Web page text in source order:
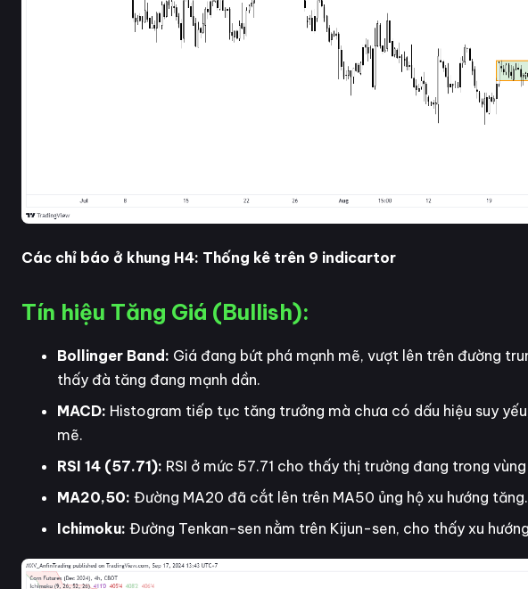
Các chỉ báo ở khung H4: Thống kê trên 9 indicartor
Tín hiệu Tăng Giá (Bullish):
Bollinger Band: Giá đang bứt phá mạnh mẽ, vượt lên trên đường
thấy đà tăng đang mạnh dần.
MACD: Histogram tiếp tục tăng trưởng mà chưa có dấu hiệu suy
mẽ.
RSI 14 (57.71): RSI ở mức 57.71 cho thấy thị trường đang trong
MA20,50: Đường MA20 đã cắt lên trên MA50 ủng hộ xu hướng tăng.
Ichimoku: Đường Tenkan-sen nằm trên Kijun-sen, cho thấy xu